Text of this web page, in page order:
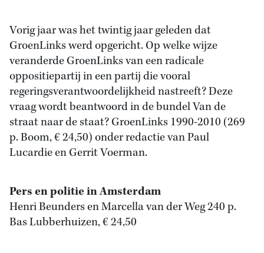
Vorig jaar was het twintig jaar geleden dat
GroenLinks werd opgericht. Op welke wijze
veranderde GroenLinks van een radicale
oppositiepartij in een partij die vooral
regeringsverantwoordelijkheid nastreeft? Deze
vraag wordt beantwoord in de bundel Van de
straat naar de staat? GroenLinks 1990-2010 (269
p. Boom, € 24,50) onder redactie van Paul
Lucardie en Gerrit Voerman.
Pers en politie in Amsterdam
Henri Beunders en Marcella van der Weg 240 p.
Bas Lubberhuizen, € 24,50